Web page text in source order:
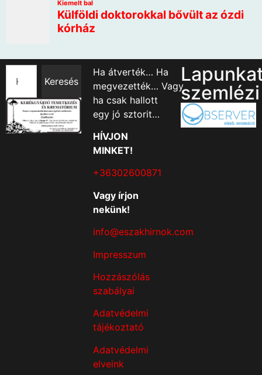
Keresés
Ha átverték… Ha
megvezették… Vagy
ha csak hallott
egy jó sztorit…
HÍVJON
MINKET!
+36302600871
Vagy írjon
nekünk!
info@eszakhirnok.com
Impresszum
Hozzászólás
szabályai
Adatvédelmi
tájékoztató
Adatvédelmi
elveink
szemlézi